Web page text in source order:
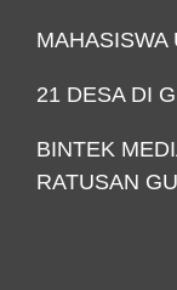
MAHASISWA
21 DESA DI
BINTEK
RATUSAN